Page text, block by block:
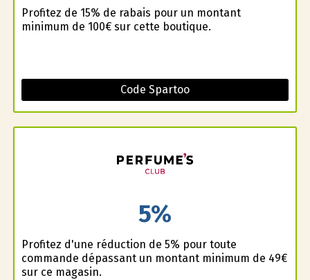
Profitez de 15% de rabais pour un montant
minimum de 100€ sur cette boutique.
Code Spartoo
5%
Profitez d'une réduction de 5% pour toute
commande dépassant un montant minimum de 49€
sur ce magasin.